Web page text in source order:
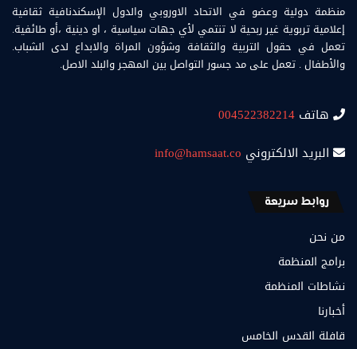
منظمة دولية وعضو في الاتحاد الاوروبي والدول الإسكندنافية ثقافية
إعلامية تربوية غير ربحية لا تنتمي لأي جهات سياسية ، او دينية ،أو طائفية.
تعمل في حقول التربية والثقافة وشؤون المراة والابداع لدى الشباب.
والأطفال . تعمل على مد جسور التواصل بين المهجر والبلد الاصل.
هاتف 004522382214
البريد الالكتروني info@hamsaat.co
روابط سريعة
من نحن
برامج المنظمة
نشاطات المنظمة
أخبارنا
قافلة القدس الخامس